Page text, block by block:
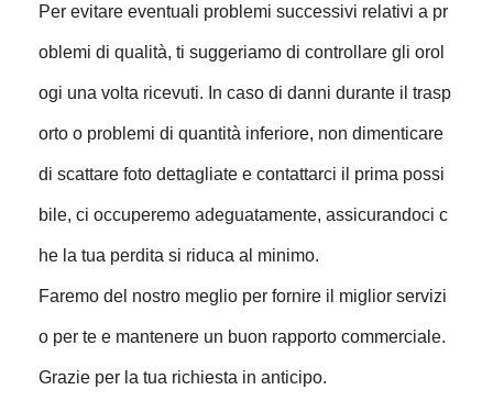
Per evitare eventuali problemi successivi relativi a pr
oblemi di qualità, ti suggeriamo di controllare gli orol
ogi una volta ricevuti. In caso di danni durante il trasp
orto o problemi di quantità inferiore, non dimenticare
di scattare foto dettagliate e contattarci il prima possi
bile, ci occuperemo adeguatamente, assicurandoci c
he la tua perdita si riduca al minimo.
Faremo del nostro meglio per fornire il miglior servizi
o per te e mantenere un buon rapporto commerciale.
Grazie per la tua richiesta in anticipo.